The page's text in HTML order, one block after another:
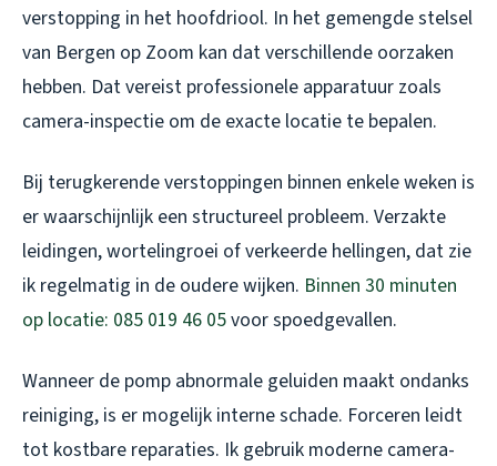
verstopping in het hoofdriool. In het gemengde stelsel
van Bergen op Zoom kan dat verschillende oorzaken
hebben. Dat vereist professionele apparatuur zoals
camera-inspectie om de exacte locatie te bepalen.
Bij terugkerende verstoppingen binnen enkele weken is
er waarschijnlijk een structureel probleem. Verzakte
leidingen, wortelingroei of verkeerde hellingen, dat zie
ik regelmatig in de oudere wijken. Binnen 30 minuten
op locatie: 085 019 46 05voor spoedgevallen.
Wanneer de pomp abnormale geluiden maakt ondanks
reiniging, is er mogelijk interne schade. Forceren leidt
tot kostbare reparaties. Ik gebruik moderne camera-